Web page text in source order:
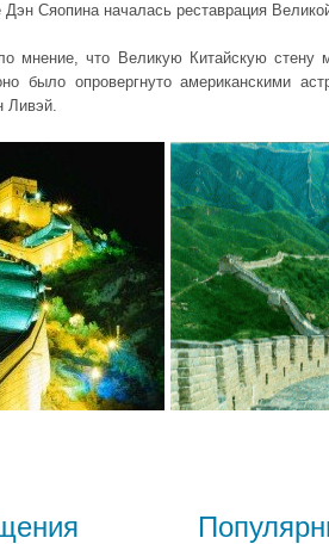
Дэн Сяопина началась реставрация
мнение, что Великую Китайскую стену
было опровергнуто американскими
Ливэй.